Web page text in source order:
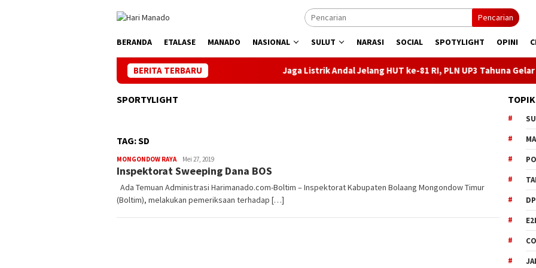
Pencarian
BERANDA ETALASE MANADO NASIONAL SULUT NARASI SOCIAL SPOTYLIGHT OPINI
BERITA TERBARU Jaga Listrik Andal Jelang HUT ke-81 RI, PLN UP3 Tahuna Gelar Apel dan
SPORTYLIGHT
TAG:SD
MONGONDOW RAYAadmin-
harimanado
Mei 27, 2019
Inspektorat Sweeping Dana BOS
Ada Temuan Administrasi Harimanado.com-Boltim – Inspektorat Kabupaten Bolaang Mongondow Timur
(Boltim), melakukan pemeriksaan terhadap […]